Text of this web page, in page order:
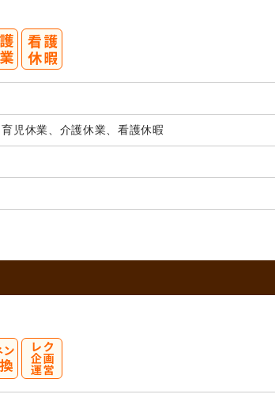
児休業、介護休業、看護休暇